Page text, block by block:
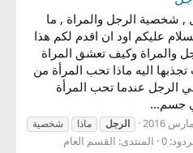
, شخصية الرجل والمراة , ما
عليكم اود ان اقدم لكم هذا
والمراة وكيف تعشق المراة
اليه ماذا تحب المرأة من
الرجل عندما تحب المرأة
جسم...
الرجل ماذا
شخصية
0 المنتدى: القسم العام